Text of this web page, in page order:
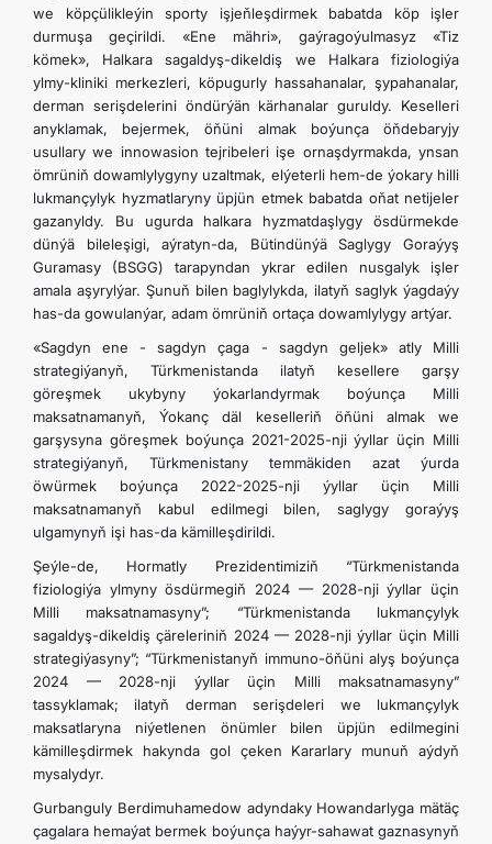
we köpçülikleýin sporty işjeňleşdirmek babatda köp işler
durmuşa geçirildi. «Ene mähri», gaýragoýulmasyz «Tiz
kömek», Halkara sagaldyş-dikeldiş we Halkara fiziologiýa
ylmy-kliniki merkezleri, köpugurly hassahanalar, şypahanalar,
derman serişdelerini öndürýän kärhanalar guruldy. Keselleri
anyklamak, bejermek, öňüni almak boýunça öňdebaryjy
usullary we innowasion tejribeleri işe ornaşdyrmakda, ynsan
ömrüniň dowamlylygyny uzaltmak, elýeterli hem-de ýokary hilli
lukmançylyk hyzmatlaryny üpjün etmek babatda oňat netijeler
gazanyldy. Bu ugurda halkara hyzmatdaşlygy ösdürmekde
dünýä bileleşigi, aýratyn-da, Bütindünýä Saglygy Goraýyş
Guramasy (BSGG) tarapyndan ykrar edilen nusgalyk işler
amala aşyrylýar. Şunuň bilen baglylykda, ilatyň saglyk ýagdaýy
has-da gowulanýar, adam ömrüniň ortaça dowamlylygy artýar.
«Sagdyn ene - sagdyn çaga - sagdyn geljek» atly Milli
strategiýanyň, Türkmenistanda ilatyň kesellere garşy
göreşmek ukybyny ýokarlandyrmak boýunça Milli
maksatnamanyň, Ýokanç däl keselleriň öňüni almak we
garşysyna göreşmek boýunça 2021-2025-nji ýyllar üçin Milli
strategiýanyň, Türkmenistany temmäkiden azat ýurda
öwürmek boýunça 2022-2025-nji ýyllar üçin Milli
maksatnamanyň kabul edilmegi bilen, saglygy goraýyş
ulgamynyň işi has-da kämilleşdirildi.
Şeýle-de, Hormatly Prezidentimiziň “Türkmenistanda
fiziologiýa ylmyny ösdürmegiň 2024 — 2028-nji ýyllar üçin
Milli maksatnamasyny”; “Türkmenistanda lukmançylyk
sagaldyş-dikeldiş çäreleriniň 2024 — 2028-nji ýyllar üçin Milli
strategiýasyny”; “Türkmenistanyň immuno-öňüni alyş boýunça
2024 — 2028-nji ýyllar üçin Milli maksatnamasyny”
tassyklamak; ilatyň derman serişdeleri we lukmançylyk
maksatlaryna niýetlenen önümler bilen üpjün edilmegini
kämilleşdirmek hakynda gol çeken Kararlary munuň aýdyň
mysalydyr.
Gurbanguly Berdimuhamedow adyndaky Howandarlyga mätäç
çagalara hemaýat bermek boýunça haýyr-sahawat gaznasynyň